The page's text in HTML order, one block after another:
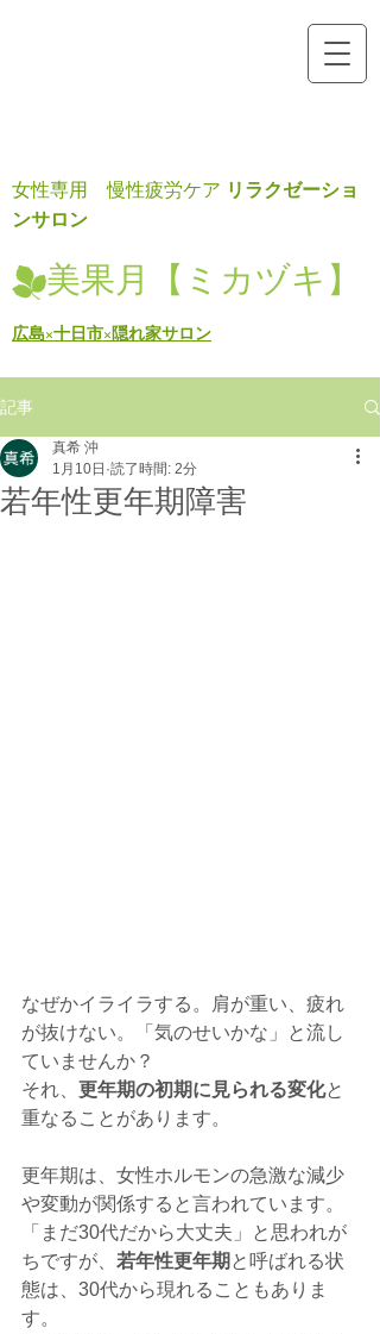
女性専用 慢性疲労ケア リラクゼーショ
ンサロン
美果月【ミカヅキ】
広島×十日市×隠れ家サロン
記事
若年性更年期障害
真希 沖
1月10日 読了時間: 2分
なぜかイライラする。肩が重い、疲れ
が抜けない。「気のせいかな」と流し
ていませんか？
それ、 更年期の初期に見られる変化と
重なることがあります。
更年期は、女性ホルモンの急激な減少
や変動が関係すると言われています。
「まだ30代だから大丈夫」と思われが
ちですが、 若年性更年期 と呼ばれる状
態は、30代から現れることもありま
す。